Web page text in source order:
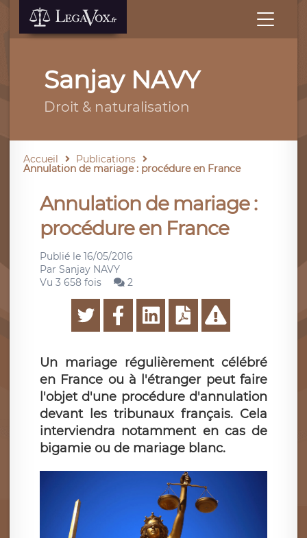
Sanjay NAVY
Droit & naturalisation
Accueil Publications
Annulation de mariage : procédure en France
Annulation de mariage :
procédure en France
Publié le 16/05/2016
Par Sanjay NAVY
Vu 3 658 fois
2
Un mariage régulièrement célébré
en France ou à l'étranger peut faire
l'objet d'une procédure d'annulation
devant les tribunaux français. Cela
interviendra notamment en cas de
bigamie ou de mariage blanc.